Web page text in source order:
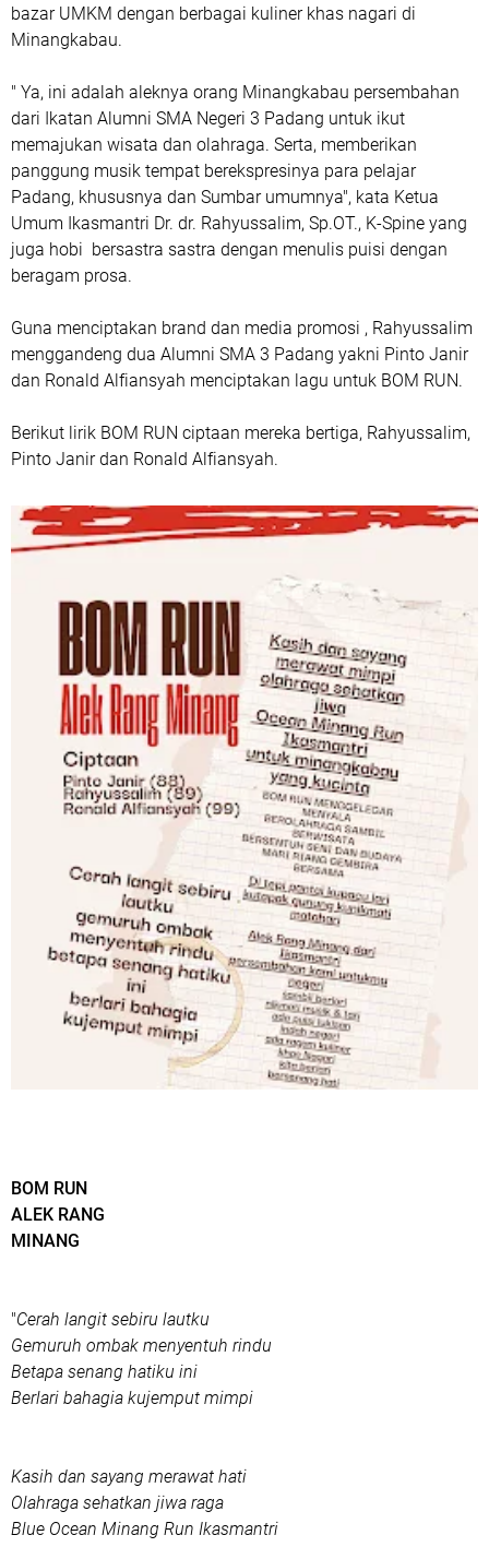
bazar UMKM dengan berbagai kuliner khas nagari di
Minangkabau.
" Ya, ini adalah aleknya orang Minangkabau persembahan
dari Ikatan Alumni SMA Negeri 3 Padang untuk ikut
memajukan wisata dan olahraga. Serta, memberikan
panggung musik tempat berekspresinya para pelajar
Padang, khususnya dan Sumbar umumnya", kata Ketua
Umum Ikasmantri Dr. dr. Rahyussalim, Sp.OT., K-Spine yang
juga hobi bersastra sastra dengan menulis puisi dengan
beragam prosa.
Guna menciptakan brand dan media promosi , Rahyussalim
menggandeng dua Alumni SMA 3 Padang yakni Pinto Janir
dan Ronald Alfiansyah menciptakan lagu untuk BOM RUN.
Berikut lirik BOM RUN ciptaan mereka bertiga, Rahyussalim,
Pinto Janir dan Ronald Alfiansyah.
BOM RUN
ALEK RANG
MINANG
"Cerah langit sebiru lautku
Gemuruh ombak menyentuh rindu
Betapa senang hatiku ini
Berlari bahagia kujemput mimpi
Kasih dan sayang merawat hati
Olahraga sehatkan jiwa raga
Blue Ocean Minang Run Ikasmantri